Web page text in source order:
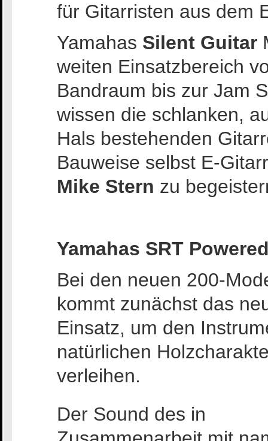
für Gitarristen aus dem
Yamahas Silent Guitar
weiten Einsatzbereich
Bandraum bis zur Jam
wissen die schlanken,
Hals bestehenden
Bauweise selbst E-
Mike Stern zu
Yamahas SRT
Bei den neuen 200-
kommt zunächst das
Einsatz, um den
natürlichen
verleihen.
Der Sound des in